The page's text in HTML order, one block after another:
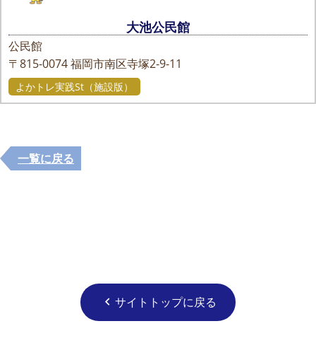
大池公民館
公民館
〒815-0074福岡市南区寺塚2-9-11
よかトレ実践St（施設版）
一覧に戻る
chevron_left サイトトップに戻る